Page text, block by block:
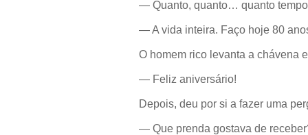
— Quanto, quanto… quanto tempo
— A vida inteira. Faço hoje 80
O homem rico levanta a chávena
— Feliz aniversário!
Depois, deu por si a fazer uma
— Que prenda gostava de